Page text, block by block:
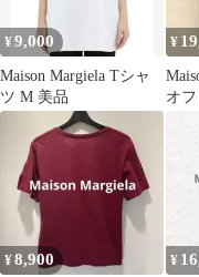
¥ 9,000
Maison Margiela Tシャ
ツ M 美品
¥
オ
¥8,900 ¥